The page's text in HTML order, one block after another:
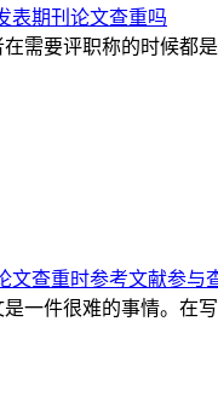
表期刊论文查重吗
需要评职称的时候都
文查重时参考文献参与
一件很难的事情。在